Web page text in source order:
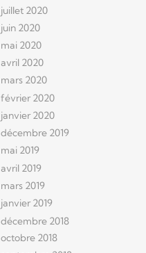
juillet 2020
juin 2020
mai 2020
avril 2020
mars 2020
février 2020
janvier 2020
décembre 2019
mai 2019
avril 2019
mars 2019
janvier 2019
décembre 2018
octobre 2018